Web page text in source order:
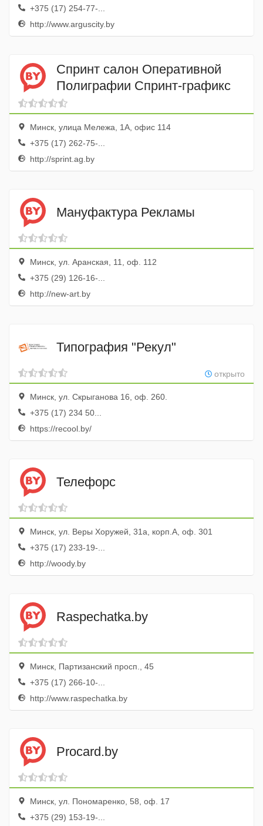
+375 (17) 254-77-...
http://www.arguscity.by
Спринт салон Оперативной
Полиграфии Спринт-графикс
Минск, улица Мележа, 1А, офис 114
+375 (17) 262-75-...
http://sprint.ag.by
Мануфактура Рекламы
Минск, ул. Аранская, 11, оф. 112
+375 (29) 126-16-...
http://new-art.by
Типография "Рекул"
открыто
Минск, ул. Скрыганова 16, оф. 260.
+375 (17) 234 50...
https://recool.by/
Телефорс
Минск, ул. Веры Хоружей, 31а, корп.А, оф. 301
+375 (17) 233-19-...
http://woody.by
Raspechatka.by
Минск, Партизанский просп., 45
+375 (17) 266-10-...
http://www.raspechatka.by
Procard.by
Минск, ул. Пономаренко, 58, оф. 17
+375 (29) 153-19-...